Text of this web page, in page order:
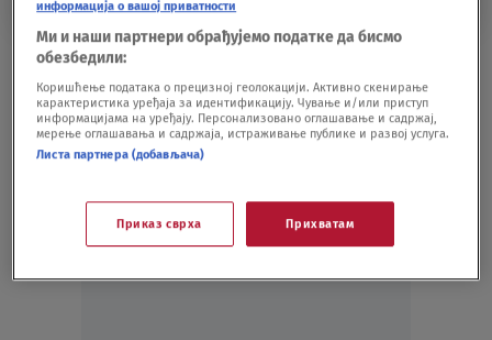
oduševio Ninu Badrić
ZABAVA05.03.21.
информација о вашој приватности
Ми и наши партнери обрађујемо податке да бисмо
обезбедили:
Коришћење података о прецизној геолокацији. Активно скенирање
карактеристика уређаја за идентификацију. Чување и/или приступ
информацијама на уређају. Персонализовано оглашавање и садржај,
мерење оглашавања и садржаја, истраживање публике и развој услуга.
Листа партнера (добављача)
Приказ сврха Прихватам